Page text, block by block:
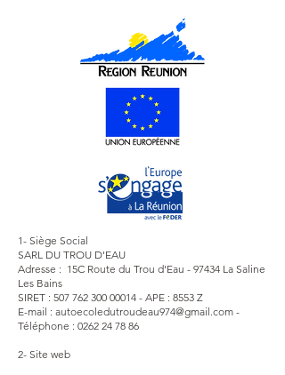
1- Siège Social
SARL DU TROU D'EAU
​Adresse : 15C Route du Trou d'Eau - 97434 La Saline
Les Bains
SIRET : 507 762 300 00014 - APE : 8553 Z
​E-mail : autoecoledutroudeau974@gmail.com -
Téléphone : 0262 24 78 86
2- Site web